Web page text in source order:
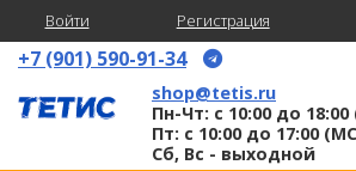
Войти Регистрация
+7 (901) 590-91-34
shop@tetis.ru
Пн-Чт: с 10:00 до
Пт: с 10:00 до 17:00
Сб, Вс - выходной